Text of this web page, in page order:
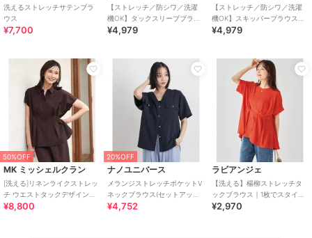
洗えるストレッチサテンブラ
ウス
¥7,700
【ストレッチ／防シワ／洗濯
機OK】タックスリーブブラウ
ス《SS～LL／6col／セットア
¥4,979
【ストレッチ／防シワ／洗濯
機OK】スキッパーブラウス
《SS～LL／5col／セットアッ
¥4,979
50%OFF
MK ミッシェルクラン
[洗える]リネンライクストレッ
チ ウエストタックデザイン衿
付きブラウス
¥8,800
20%OFF
ナノユニバース
メランジストレッチポケットV
ネックブラウス(セットアップ
可)
¥4,752
ラビアンジェ
【洗える】楊柳ストレッチタ
ックブラウス｜1枚でスタイル
アップ/美シルエット/ウエスト
¥2,970